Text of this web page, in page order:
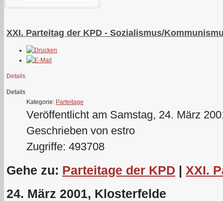
XXI. Parteitag der KPD - Sozialismus/
Details
Details
Kategorie: Parteitage
Veröffentlicht am Samstag, 24. März
Geschrieben von estro
Zugriffe: 493708
Gehe zu: Parteitage der KPD | XXI.
24. März 2001, Klosterfelde